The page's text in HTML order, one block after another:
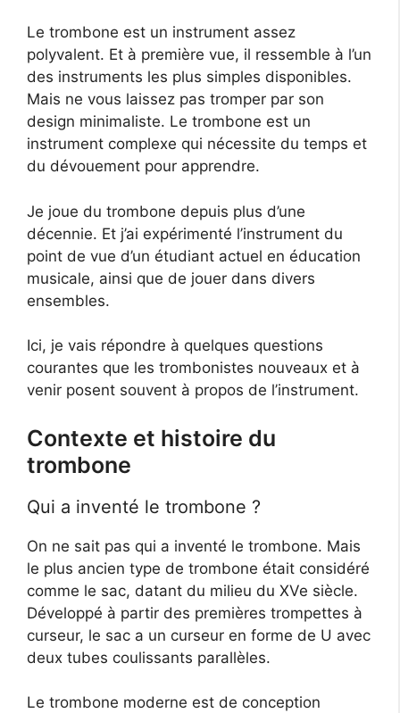
Le trombone est un instrument assez
polyvalent. Et à première vue, il ressemble à l’un
des instruments les plus simples disponibles.
Mais ne vous laissez pas tromper par son
design minimaliste. Le trombone est un
instrument complexe qui nécessite du temps et
du dévouement pour apprendre.
Je joue du trombone depuis plus d’une
décennie. Et j’ai expérimenté l’instrument du
point de vue d’un étudiant actuel en éducation
musicale, ainsi que de jouer dans divers
ensembles.
Ici, je vais répondre à quelques questions
courantes que les trombonistes nouveaux et à
venir posent souvent à propos de l’instrument.
Contexte et histoire du
trombone
Qui a inventé le trombone ?
On ne sait pas qui a inventé le trombone. Mais
le plus ancien type de trombone était considéré
comme le sac, datant du milieu du XVe siècle.
Développé à partir des premières trompettes à
curseur, le sac a un curseur en forme de U avec
deux tubes coulissants parallèles.
Le trombone moderne est de conception